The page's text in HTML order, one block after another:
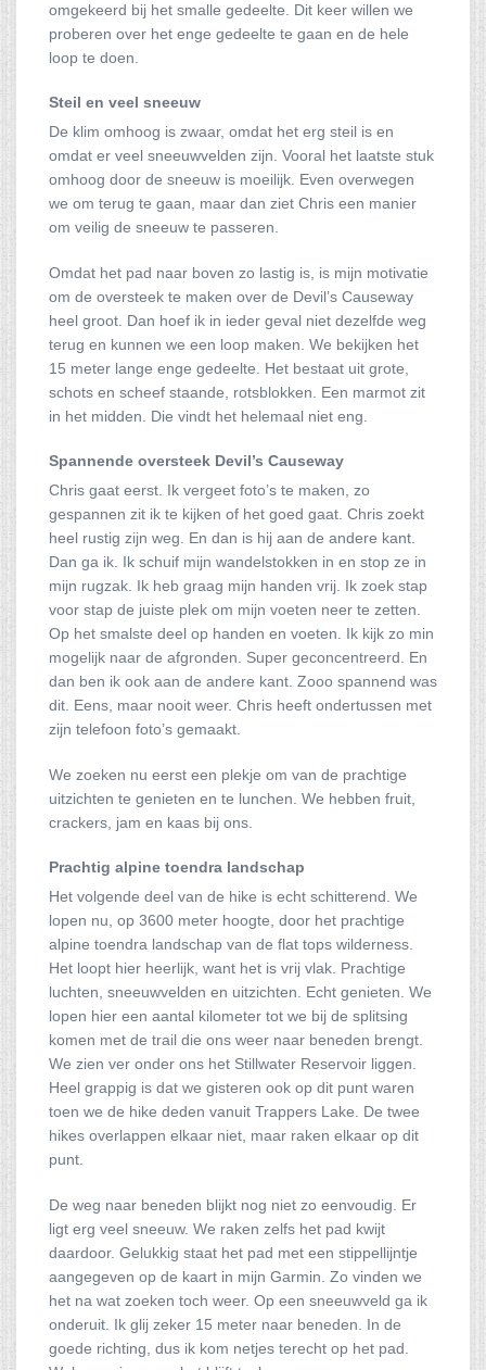
omgekeerd bij het smalle gedeelte. Dit keer willen we
proberen over het enge gedeelte te gaan en de hele
loop te doen.
Steil en veel sneeuw
De klim omhoog is zwaar, omdat het erg steil is en
omdat er veel sneeuwvelden zijn. Vooral het laatste stuk
omhoog door de sneeuw is moeilijk. Even overwegen
we om terug te gaan, maar dan ziet Chris een manier
om veilig de sneeuw te passeren.
Omdat het pad naar boven zo lastig is, is mijn motivatie
om de oversteek te maken over de Devil’s Causeway
heel groot. Dan hoef ik in ieder geval niet dezelfde weg
terug en kunnen we een loop maken. We bekijken het
15 meter lange enge gedeelte. Het bestaat uit grote,
schots en scheef staande, rotsblokken. Een marmot zit
in het midden. Die vindt het helemaal niet eng.
Spannende oversteek Devil’s Causeway
Chris gaat eerst. Ik vergeet foto’s te maken, zo
gespannen zit ik te kijken of het goed gaat. Chris zoekt
heel rustig zijn weg. En dan is hij aan de andere kant.
Dan ga ik. Ik schuif mijn wandelstokken in en stop ze in
mijn rugzak. Ik heb graag mijn handen vrij. Ik zoek stap
voor stap de juiste plek om mijn voeten neer te zetten.
Op het smalste deel op handen en voeten. Ik kijk zo min
mogelijk naar de afgronden. Super geconcentreerd. En
dan ben ik ook aan de andere kant. Zooo spannend was
dit. Eens, maar nooit weer. Chris heeft ondertussen met
zijn telefoon foto’s gemaakt.
We zoeken nu eerst een plekje om van de prachtige
uitzichten te genieten en te lunchen. We hebben fruit,
crackers, jam en kaas bij ons.
Prachtig alpine toendra landschap
Het volgende deel van de hike is echt schitterend. We
lopen nu, op 3600 meter hoogte, door het prachtige
alpine toendra landschap van de flat tops wilderness.
Het loopt hier heerlijk, want het is vrij vlak. Prachtige
luchten, sneeuwvelden en uitzichten. Echt genieten. We
lopen hier een aantal kilometer tot we bij de splitsing
komen met de trail die ons weer naar beneden brengt.
We zien ver onder ons het Stillwater Reservoir liggen.
Heel grappig is dat we gisteren ook op dit punt waren
toen we de hike deden vanuit Trappers Lake. De twee
hikes overlappen elkaar niet, maar raken elkaar op dit
punt.
De weg naar beneden blijkt nog niet zo eenvoudig. Er
ligt erg veel sneeuw. We raken zelfs het pad kwijt
daardoor. Gelukkig staat het pad met een stippellijntje
aangegeven op de kaart in mijn Garmin. Zo vinden we
het na wat zoeken toch weer. Op een sneeuwveld ga ik
onderuit. Ik glij zeker 15 meter naar beneden. In de
goede richting, dus ik kom netjes terecht op het pad.